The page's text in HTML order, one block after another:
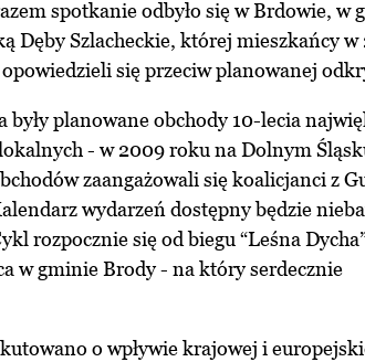
spotkanie odbyło się w Brdowie, w
Dęby Szlacheckie, której mieszkańcy w
się przeciw planowanej
planowane obchody 10-lecia
- w 2009 roku na Dolnym
zaangażowali się koalicjanci z
wydarzeń dostępny będzie
rozpocznie się od biegu “Leśna
w gminie Brody - na który serdecznie
o wpływie krajowej i